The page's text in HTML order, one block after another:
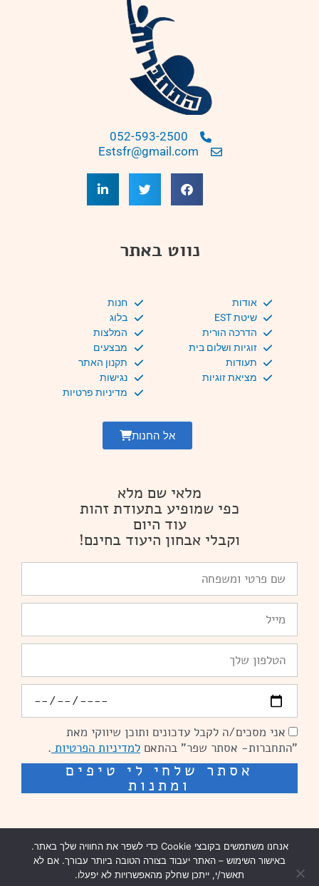
052-593-2500
Estsfr@gmail.com
נווט באתר
אודות
שיטת EST
הדרכה הורית
זוגיות ושלום בית
תעודות
מציאת זוגיות
חנות
בלוג
המלצות
מבצעים
תקנון האתר
נגישות
מדיניות פרטיות
אל החנות
מלאי שם מלא
כפי שמופיע בתעודת זהות
עוד היום
וקבלי אבחון היעוד בחינם!
פרטי
ומשפחה
הסכמהאני מסכים/ה לקבל עדכונים ותוכן שיווקי מאת
"התחברות- אסתר שפר" בהתאם למדיניות הפרטיות .
אסתר שלחי לי טיפים
ומתנות
בניית אתרים נזר מדיה
אנחנו משתמשים בקובצי Cookie כדי לשפר את החוויה שלך באתר.
באישור השימוש – האתר יעבוד בצורה הטובה ביותר עבורך. אם לא
תאשר/י, ייתכן שחלק מהאפשרויות לא יפעלו.